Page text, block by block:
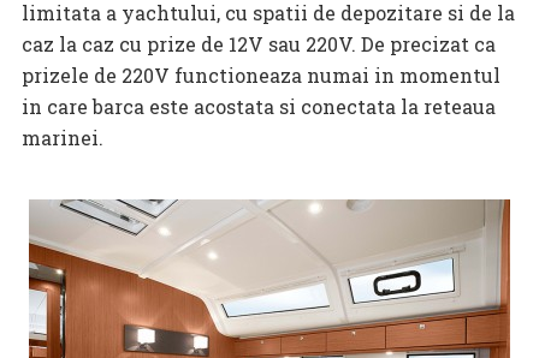
limitata a yachtului, cu spatii de depozitare si de la
caz la caz cu prize de 12V sau 220V. De precizat ca
prizele de 220V functioneaza numai in momentul
in care barca este acostata si conectata la reteaua
marinei.